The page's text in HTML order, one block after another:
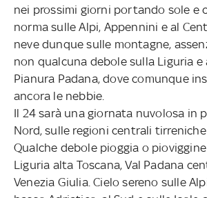
nei prossimi giorni portando sole e
norma sulle Alpi, Appennini e al
neve dunque sulle montagne,
non qualcuna debole sulla Liguria e
Pianura Padana, dove comunque
ancora le nebbie.
Il 24 sarà una giornata nuvolosa in
Nord, sulle regioni centrali tirreniche
Qualche debole pioggia o
Liguria alta Toscana, Val Padana
Venezia Giulia. Cielo sereno sulle